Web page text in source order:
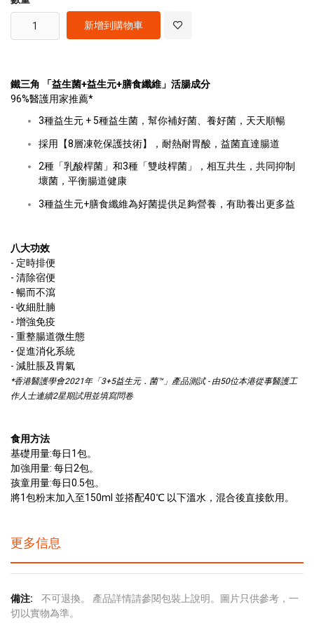
新增到購物車
鐵三角 「益生菌+益生元+膳食纖維」活腸成分
96%醫護用家推薦*
3種益生元 + 5種益生菌，幫你補好菌、養好菌，天天順暢
採用【8層凍乾保護技術】，耐熱耐胃酸，益菌直達腸道
2種「乳酸桿菌」和3種「雙歧桿菌」，相互共生，共同抑制
壞菌，平衡腸道健康
3種益生元+膳食纖維為好菌提供足夠營養，有助養出更多益
八大功效
- 定時排便
- 清除宿便
- 暢而不瀉
- 收細肚腩
- 增強免疫
- 重整腸道微生態
- 促進消化系統
- 減肚脹及胃氣
*香港醫護學會2021年「3+5益生元．菌™」產品測試 - 由50位本港從事醫護工
作人士連續2星期試用並填寫問卷
食用方法
基礎用量:每日1包。
加強用量: 每日2包。
孩童用量:每日0.5包。
將1包粉末加入至150ml 並搭配40℃ 以下溫水，混合後直接飲用。
更多信息
更
多
不可退換。 產品詳情請參閱包裝上說明。圖片只供參考，一
切以實物為準。